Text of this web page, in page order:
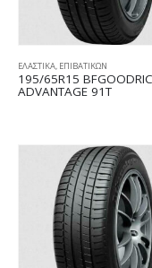
ΕΛΑΣΤΙΚΑ, ΕΠΙΒΑΤΙΚΩΝ
195/65R15
ADVANTAGE 91T